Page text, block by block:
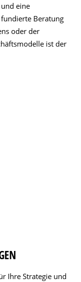
eine
Beratung
oder der
ist der
Ihre Strategie und